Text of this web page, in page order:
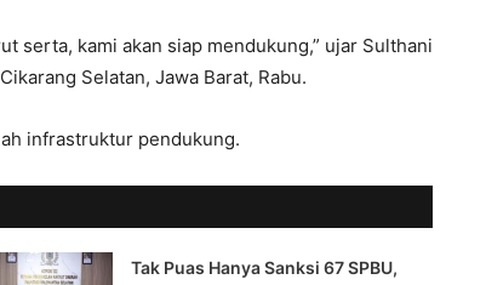
serta, kami akan siap mendukung,” ujar Sulthani
Selatan, Jawa Barat, Rabu.
infrastruktur pendukung.
Tak Puas Hanya Sanksi 67 SPBU,